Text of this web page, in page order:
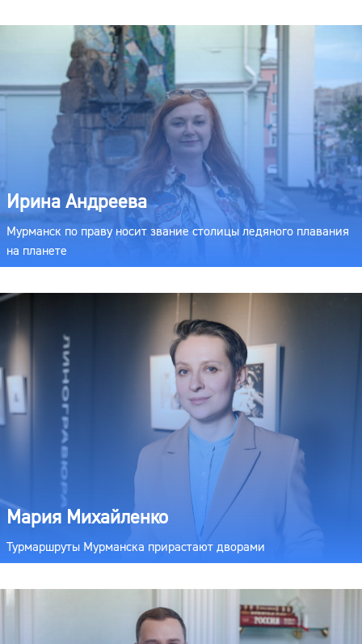
Ирина Андреева
Мурманск по праву носит звание столицы ледяного плавания
на планете
Мария Михайленко
Турмаршруты Мурманска прирастают дворами